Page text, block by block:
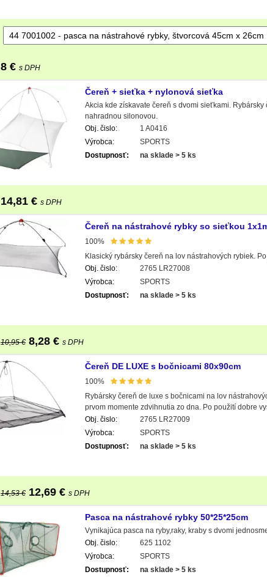
8 € s DPH
Čereň + sieťka + nylonová sieťka
Akcia kde získavate čereň s dvomi sieťkami.
nahradnou silonovou.
Obj. čislo:
1 A0416
Výrobca:
SPORTS
Dostupnosť:
na sklade > 5 ks
14,81 € s DPH
Čereň na nástrahové rybky so sieťkou
100%
Klasický rybársky čereň na lov nástrahových rybiek.
Obj. čislo:
2765 LR27008
Výrobca:
SPORTS
Dostupnosť:
na sklade > 5 ks
10,95 € 8,28 € s DPH
Čereň DE LUXE s bočnicami 80x90cm
100%
Rybársky čereň de luxe s bočnicami na lov
prvom momente zdvihnutia zo dna. Po použití dobre
Obj. čislo:
2765 LR27009
Výrobca:
SPORTS
Dostupnosť:
na sklade > 5 ks
14,53 € 12,69 € s DPH
Pasca na nástrahové rybky 50*25*25cm
Vynikajúca pasca na ryby,raky, kraby s dvomi
Obj. čislo:
625 1102
Výrobca:
SPORTS
Dostupnosť:
na sklade > 5 ks